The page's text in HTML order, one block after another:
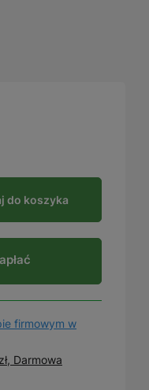
do koszyka
firmowym w
Darmowa